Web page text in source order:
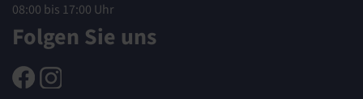
08:00 bis 17:00 Uhr
Folgen Sie uns